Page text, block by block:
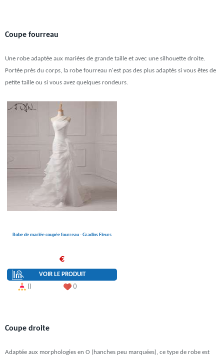
Coupe fourreau
Une robe adaptée aux mariées de grande taille et avec une silhouette droite.
Portée près du corps, la robe fourreau n'est pas des plus adaptés si vous êtes de
petite taille ou si vous avez quelques rondeurs.
Robe de mariée coupée fourreau - Gradins Fleurs
€
VOIR LE PRODUIT
()
()
Coupe droite
Adaptée aux morphologies en O (hanches peu marquées), ce type de robe est